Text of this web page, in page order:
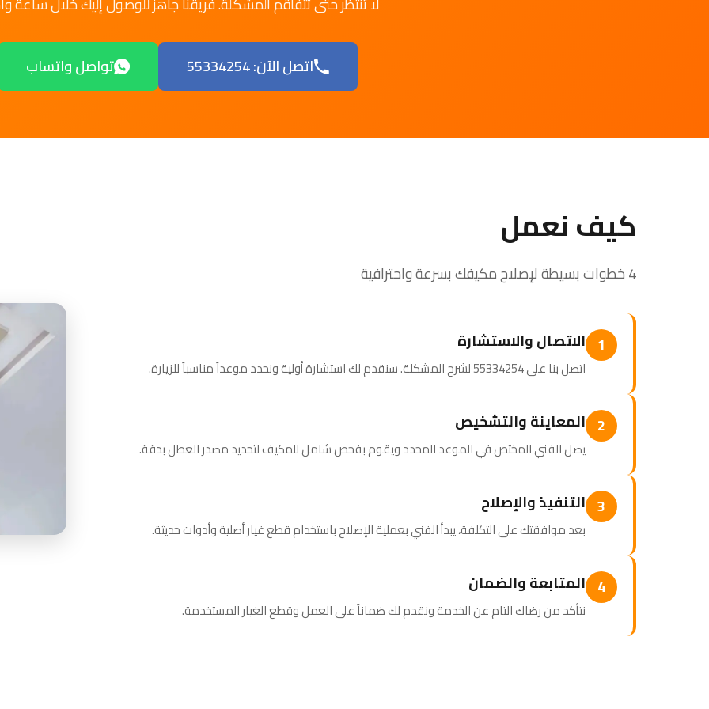
اتصل الآن: 55334254 تواصل واتساب
كيف نعمل
4 خطوات بسيطة لإصلاح مكيفك بسرعة واحترافية
1 الاتصال والاستشارة
اتصل بنا على 55334254 لشرح المشكلة. سنقدم لك استشارة أولية ونحدد موعداً مناسباً للزيارة.
2 المعاينة والتشخيص
يصل الفني المختص في الموعد المحدد ويقوم بفحص شامل للمكيف لتحديد مصدر العطل بدقة.
3 التنفيذ والإصلاح
بعد موافقتك على التكلفة، يبدأ الفني بعملية الإصلاح باستخدام قطع غيار أصلية وأدوات حديثة.
4 المتابعة والضمان
نتأكد من رضاك التام عن الخدمة ونقدم لك ضماناً على العمل وقطع الغيار المستخدمة.